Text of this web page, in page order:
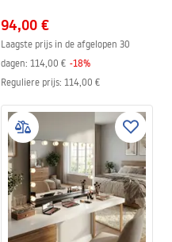
94,00 €
Laagste prijs in de afgelopen 30
dagen: 114,00 € -18%
Reguliere prijs: 114,00 €